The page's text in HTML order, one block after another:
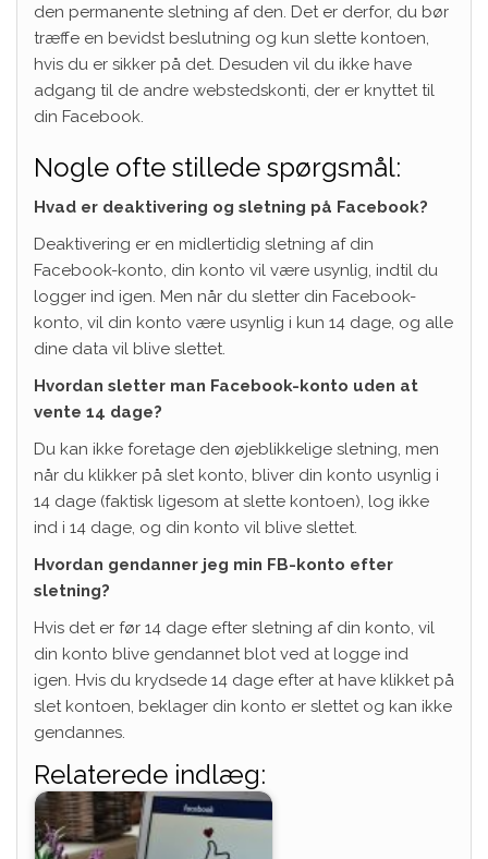
den permanente sletning af den. Det er derfor, du bør
træffe en bevidst beslutning og kun slette kontoen,
hvis du er sikker på det. Desuden vil du ikke have
adgang til de andre webstedskonti, der er knyttet til
din Facebook.
Nogle ofte stillede spørgsmål:
Hvad er deaktivering og sletning på Facebook?
Deaktivering er en midlertidig sletning af din
Facebook-konto, din konto vil være usynlig, indtil du
logger ind igen. Men når du sletter din Facebook-
konto, vil din konto være usynlig i kun 14 dage, og alle
dine data vil blive slettet.
Hvordan sletter man Facebook-konto uden at
vente 14 dage?
Du kan ikke foretage den øjeblikkelige sletning, men
når du klikker på slet konto, bliver din konto usynlig i
14 dage (faktisk ligesom at slette kontoen), log ikke
ind i 14 dage, og din konto vil blive slettet.
Hvordan gendanner jeg min FB-konto efter
sletning?
Hvis det er før 14 dage efter sletning af din konto, vil
din konto blive gendannet blot ved at logge ind
igen. Hvis du krydsede 14 dage efter at have klikket på
slet kontoen, beklager din konto er slettet og kan ikke
gendannes.
Relaterede indlæg: